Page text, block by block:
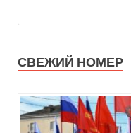
СВЕЖИЙ НОМЕР